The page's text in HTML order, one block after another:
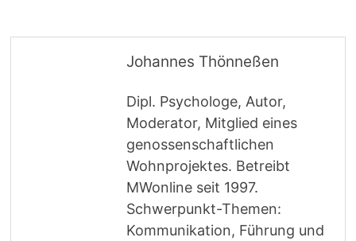
Johannes Thönneßen
Dipl. Psychologe, Autor,
Moderator, Mitglied eines
genossenschaftlichen
Wohnprojektes. Betreibt
MWonline seit 1997.
Schwerpunkt-Themen:
Kommunikation, Führung und